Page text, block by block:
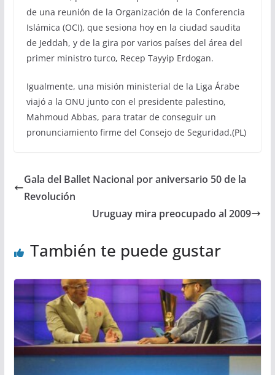
de una reunión de la Organización de la Conferencia
Islámica (OCI), que sesiona hoy en la ciudad saudita
de Jeddah, y de la gira por varios países del área del
primer ministro turco, Recep Tayyip Erdogan.
Igualmente, una misión ministerial de la Liga Árabe
viajó a la ONU junto con el presidente palestino,
Mahmoud Abbas, para tratar de conseguir un
pronunciamiento firme del Consejo de Seguridad.(PL)
Gala del Ballet Nacional por aniversario 50 de la
Revolución
Uruguay mira preocupado al 2009
También te puede gustar